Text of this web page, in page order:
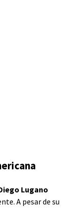
Lugano
A pesar de su